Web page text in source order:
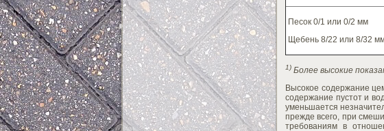
Песок 0/1 или 0/2 мм
Щебень 8/22 или 8/32
1) Более высокие
Высокое содержание
содержание пустот и
уменьшается
прежде всего, при
требованиям в